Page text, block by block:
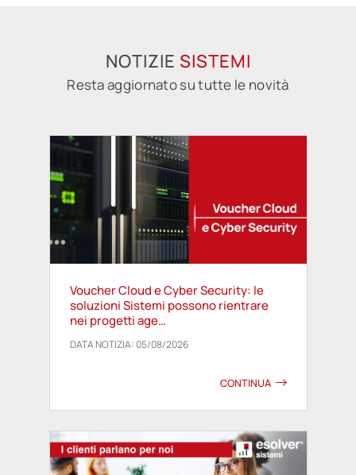
NOTIZIE SISTEMI
Resta aggiornato su tutte le novità
Voucher Cloud e Cyber Security: le
soluzioni Sistemi possono rientrare
nei progetti age…
DATA NOTIZIA: 05/08/2026
CONTINUA